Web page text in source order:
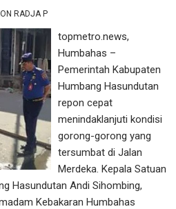
RADJA P
topmetro.news,
Humbahas –
Pemerintah Kabupaten
Humbang Hasundutan
repon cepat
menindaklanjuti kondisi
gorong-gorong yang
tersumbat di Jalan
Merdeka. Kepala Satuan
Hasundutan Andi Sihombing,
Kebakaran Humbahas